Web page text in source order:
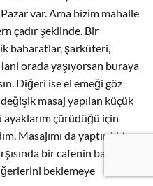
var. Ama bizim mahalle
çadır şeklinde. Bir
baharatlar, şarküteri,
orada yaşıyorsan buraya
Diğeri ise el emeği göz
masaj yapılan küçük
çürüdüğü için
Masajımı da yaptırdıktan
bir cafenin bahçesine
beklemeye